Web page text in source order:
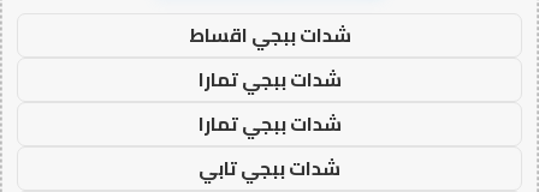
شدات ببجي اقساط
شدات ببجي تمارا
شدات ببجي تمارا
شدات ببجي تابي